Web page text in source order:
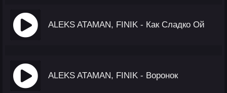
ALEKS ATAMAN, FINIK - Как Сладко Ой
ALEKS ATAMAN, FINIK - Воронок